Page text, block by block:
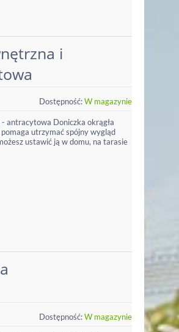
i
Dostępność:W magazynie
antracytowa Doniczka okrągła
utrzymać spójny wygląd
ustawić ją w domu, na tarasie
Dostępność:W magazynie